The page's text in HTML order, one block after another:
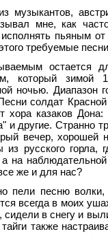
музыкантов,
мне, как
пьяным
требуемые
остается
который
ночью. Диапазон
солдат
хора казаков
и другие. Странно
вечер, хорошей
из русского горла,
а на
же и для нас?
пели песню
всегда в моих
сидели в снегу и
также